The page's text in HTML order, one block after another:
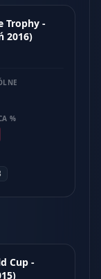
Trophy -
2016)
%
Cup -